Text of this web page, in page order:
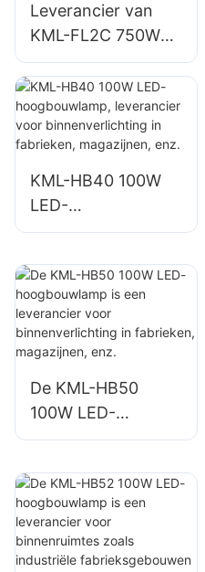
Leverancier van
KML-FL2C 750W
LED-schijnwerpers
voor
buitenverlichting in
haventerminals en
KML-HB40 100W
LED-
hoogbouwlamp,
binnenverlichting in
fabrieken,
magazijnen, enz.
De KML-HB50
100W LED-
hoogbouwlamp is
voor
binnenverlichting in
fabrieken,
magazijnen, enz.